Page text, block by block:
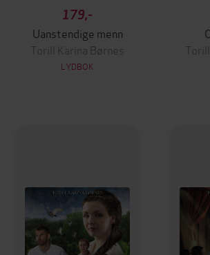
179,-
Uanstendige menn
Torill Karina Børnes
LYDBOK